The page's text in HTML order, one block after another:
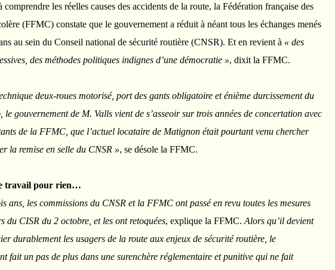
comprendre les réelles causes des accidents de la route, la Fédération française des
(FFMC) constate que le gouvernement a réduit à néant tous les échanges menés
au sein du Conseil national de sécurité routière (CNSR). Et en revient à « des
des méthodes politiques indignes d’une démocratie », dixit la FFMC.
deux-roues motorisé, port des gants obligatoire et énième durcissement du
le gouvernement de M. Valls vient de s’asseoir sur trois années de concertation avec
de la FFMC, que l’actuel locataire de Matignon était pourtant venu chercher
la remise en selle du CNSR », se désole la FFMC.
travail pour rien…
ans, les commissions du CNSR et la FFMC ont passé en revu toutes les mesures
du CISR du 2 octobre, et les ont retoquées, explique la FFMC. Alors qu’il devient
durablement les usagers de la route aux enjeux de sécurité routière, le
fait un pas de plus dans une surenchère réglementaire et punitive qui ne fait